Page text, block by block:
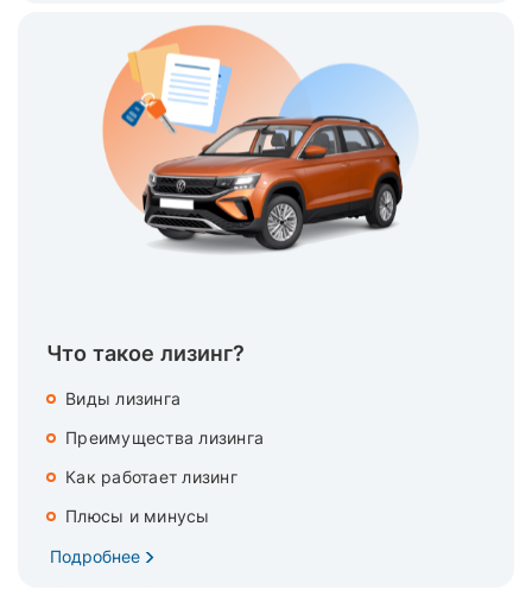
Что такое лизинг?
Виды лизинга
Преимущества лизинга
Как работает лизинг
Плюсы и минусы
Подробнее